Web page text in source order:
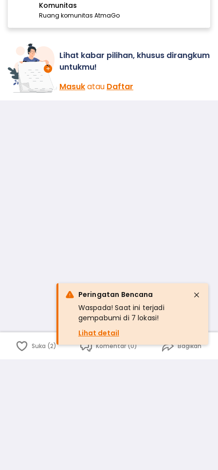
Komunitas
Ruang komunitas AtmaGo
Lihat kabar pilihan, khusus dirangkum
untukmu!
Masukatau Daftar
Suka (2) Komentar (0) Bagikan
Peringatan Bencana
Waspada! Saat ini terjadi
gempabumi di 7 lokasi!
Lihat detail